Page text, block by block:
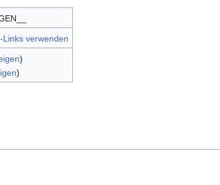
Links verwenden
)
)